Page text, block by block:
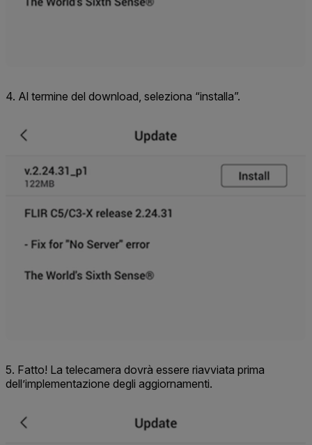
4. Al termine del download, seleziona “installa”.
5. Fatto! La telecamera dovrà essere riavviata prima
dell’implementazione degli aggiornamenti.